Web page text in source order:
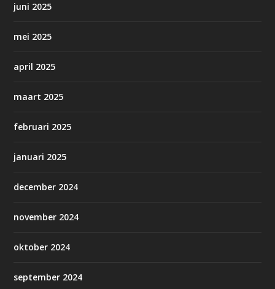
juni 2025
mei 2025
april 2025
maart 2025
februari 2025
januari 2025
december 2024
november 2024
oktober 2024
september 2024